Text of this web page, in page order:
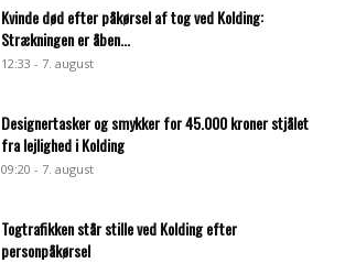
Kvinde død efter påkørsel af tog ved Kolding:
Strækningen er åben...
12:33 - 7. august
Designertasker og smykker for 45.000 kroner stjålet
fra lejlighed i Kolding
09:20 - 7. august
Togtrafikken står stille ved Kolding efter
personpåkørsel